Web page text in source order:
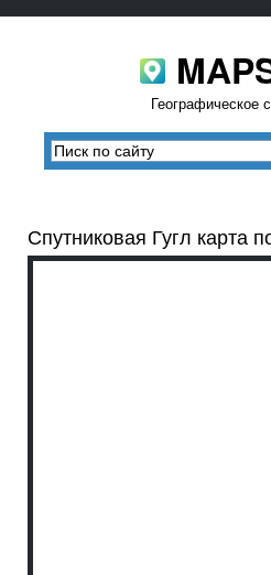
Географическое
Спутниковая Гугл карта